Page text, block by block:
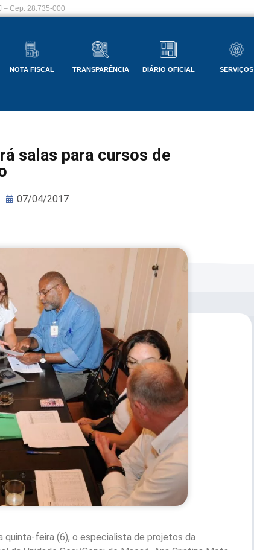
– Cep: 28.735-000
NOTA FISCAL TRANSPARÊNCIA DIÁRIO OFICIAL SERVIÇOS
salas para cursos de
07/04/2017
quinta-feira (6), o especialista de projetos da